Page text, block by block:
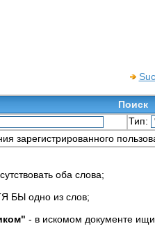
Поиск
Тип:
зарегистрированного
оба слова;
БЫ одно из слов;
- в искомом документе